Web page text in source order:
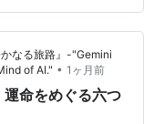
した。当時のヨー
かし、そんな彼女
生活ではなく、あ
…
かなる旅路』-"Gemini
of AI." • 1ヶ月前
命をめぐる六つ